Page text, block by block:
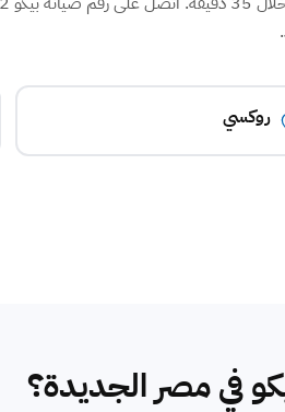
روكسي
في مصر الجديدة؟